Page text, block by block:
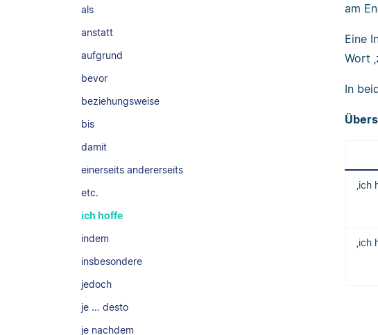
als
anstatt
aufgrund
bevor
beziehungsweise
bis
damit
einerseits andererseits
etc.
ich hoffe
indem
insbesondere
jedoch
je … desto
je nachdem
am
Eine
Wort
In
‚ich
‚ich